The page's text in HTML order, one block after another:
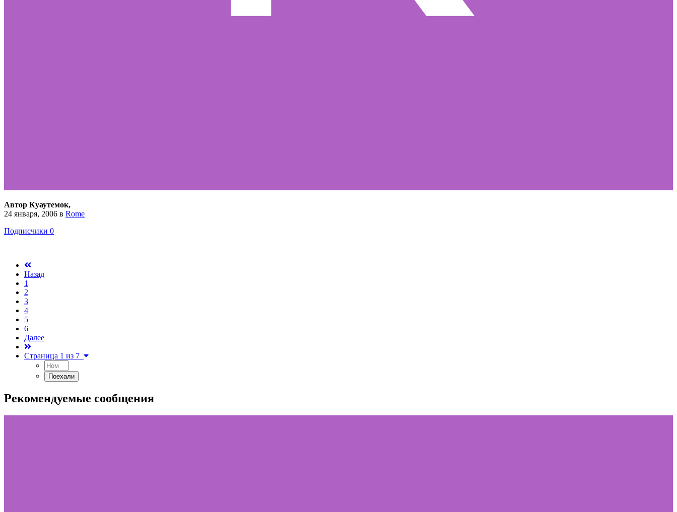
Автор Куаутемок,
24 января, 2006 в Rome
Подписчики 0
Назад
1
2
3
4
5
6
Далее
Страница 1 из 7
Рекомендуемые сообщения